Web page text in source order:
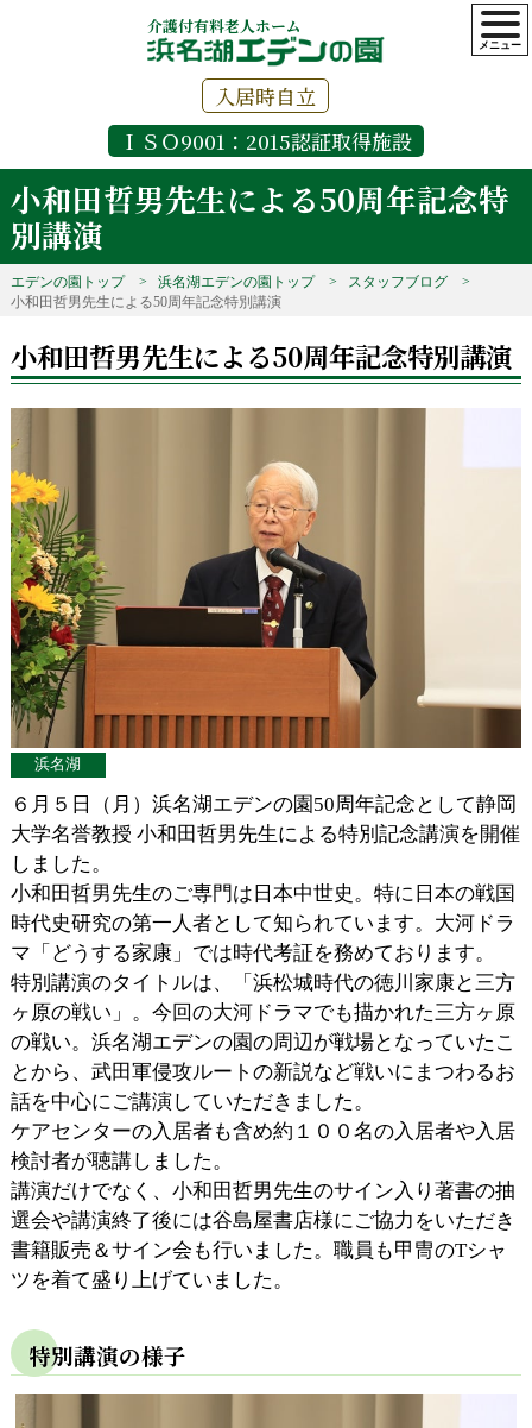
介護付有料老人ホーム
入居時自立
ＩＳＯ9001：2015認証取得施設
小和田哲男先生による50周年記念特
別講演
エデンの園トップ 浜名湖エデンの園トップ
スタッフブログ
小和田哲男先生による50周年記念特別講演
小和田哲男先生による50周年記念特別講演
浜名湖
６月５日（月）浜名湖エデンの園50周年記念として静岡
大学名誉教授 小和田哲男先生による特別記念講演を開催
しました。
小和田哲男先生のご専門は日本中世史。特に日本の戦国
時代史研究の第一人者として知られています。大河ドラ
マ「どうする家康」では時代考証を務めております。
特別講演のタイトルは、「浜松城時代の徳川家康と三方
ヶ原の戦い」。今回の大河ドラマでも描かれた三方ヶ原
の戦い。浜名湖エデンの園の周辺が戦場となっていたこ
とから、武田軍侵攻ルートの新説など戦いにまつわるお
話を中心にご講演していただきました。
ケアセンターの入居者も含め約１００名の入居者や入居
検討者が聴講しました。
講演だけでなく、小和田哲男先生のサイン入り著書の抽
選会や講演終了後には谷島屋書店様にご協力をいただき
書籍販売＆サイン会も行いました。職員も甲冑のTシャ
ツを着て盛り上げていました。
特別講演の様子